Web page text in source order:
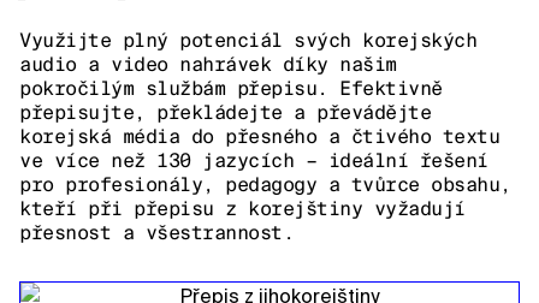
Využijte plný potenciál svých korejských
audio a video nahrávek díky našim
pokročilým službám přepisu. Efektivně
přepisujte, překládejte a převádějte
korejská média do přesného a čtivého textu
ve více než 130 jazycích – ideální řešení
pro profesionály, pedagogy a tvůrce obsahu,
kteří při přepisu z korejštiny vyžadují
přesnost a všestrannost.